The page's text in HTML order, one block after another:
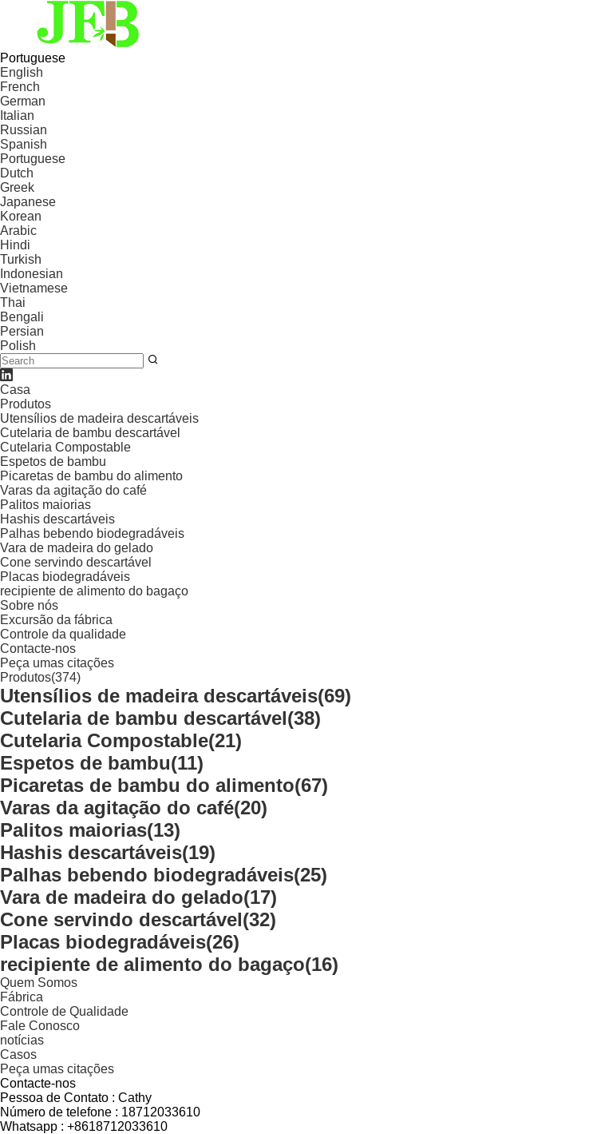
Portuguese
English
French
German
Italian
Russian
Spanish
Portuguese
Dutch
Greek
Japanese
Korean
Arabic
Hindi
Turkish
Indonesian
Vietnamese
Thai
Bengali
Persian
Polish
Casa
Produtos
Utensílios de madeira descartáveis
Cutelaria de bambu descartável
Cutelaria Compostable
Espetos de bambu
Picaretas de bambu do alimento
Varas da agitação do café
Palitos maiorias
Hashis descartáveis
Palhas bebendo biodegradáveis
Vara de madeira do gelado
Cone servindo descartável
Placas biodegradáveis
recipiente de alimento do bagaço
Sobre nós
Excursão da fábrica
Controle da qualidade
Contacte-nos
Peça umas citações
Produtos(374)
Utensílios de madeira descartáveis(69)
Cutelaria de bambu descartável(38)
Cutelaria Compostable(21)
Espetos de bambu(11)
Picaretas de bambu do alimento(67)
Varas da agitação do café(20)
Palitos maiorias(13)
Hashis descartáveis(19)
Palhas bebendo biodegradáveis(25)
Vara de madeira do gelado(17)
Cone servindo descartável(32)
Placas biodegradáveis(26)
recipiente de alimento do bagaço(16)
Quem Somos
Fábrica
Controle de Qualidade
Fale Conosco
notícias
Casos
Peça umas citações
Contacte-nos
Pessoa de Contato : Cathy
Número de telefone : 18712033610
Whatsapp : +8618712033610